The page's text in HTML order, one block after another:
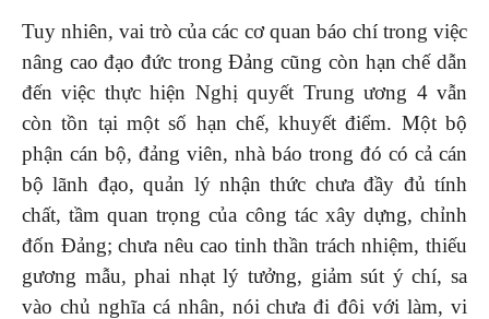
Tuy nhiên, vai trò của các cơ quan báo chí trong việc
nâng cao đạo đức trong Đảng cũng còn hạn chế dẫn
đến việc thực hiện Nghị quyết Trung ương 4 vẫn
còn tồn tại một số hạn chế, khuyết điểm. Một bộ
phận cán bộ, đảng viên, nhà báo trong đó có cả cán
bộ lãnh đạo, quản lý nhận thức chưa đầy đủ tính
chất, tầm quan trọng của công tác xây dựng, chỉnh
đốn Đảng; chưa nêu cao tinh thần trách nhiệm, thiếu
gương mẫu,phai nhạt lý tưởng, giảm sút ý chí, sa
vào chủ nghĩa cá nhân, nói chưa đi đôi với làm, vi